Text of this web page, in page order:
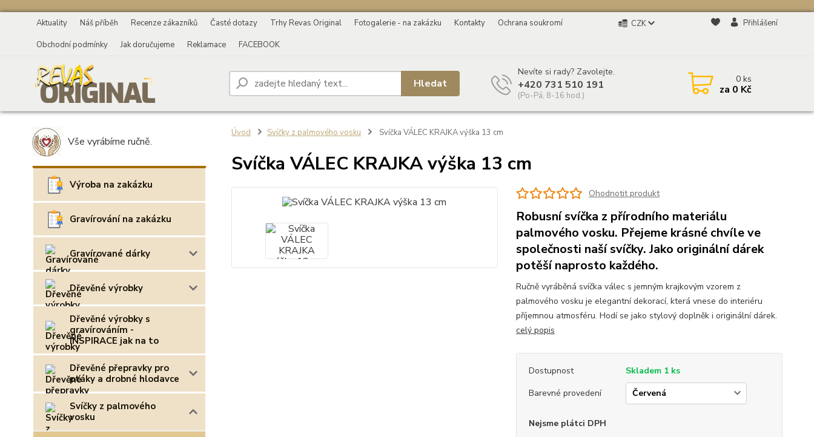
Aktuality Náš příběh Recenze zákazníků Časté dotazy Trhy Revas Original Fotogalerie - na zakázku Kontakty
Ochrana soukromí
Obchodní podmínky
Jak doručujeme Reklamace FACEBOOK
CZK Přihlášení
Hledat
Nevíte si rady? Zavolejte.
+420 731 510 191
(Po-Pá, 8-16 hod.)
0ks
za 0 Kč
Vše vyrábíme ručně.
Výroba na zakázku
Gravírování na zakázku
Gravírované dárky
Dřevěné výrobky
Dřevěné výrobky s
gravírováním -
INSPIRACE jak na to
Dřevěné přepravky pro
ptáky a drobné hlodavce
Svíčky z palmového
vosku
Úvod Svíčky z palmového vosku Svíčka VÁLEC KRAJKA výška 13 cm
Svíčka VÁLEC KRAJKA výška 13 cm
Ohodnotit produkt
Robusní svíčka z přírodního materiálu
palmového vosku. Přejeme krásné chvíle ve
společnosti naší svíčky. Jako originální dárek
potěší naprosto každého.
Ručně vyráběná svíčka válec s jemným krajkovým vzorem z
palmového vosku je elegantní dekorací, která vnese do interiéru
příjemnou atmosféru. Hodí se jako stylový doplněk i originální dárek.
celý popis
Dostupnost
Skladem 1 ks
Barevné provedení
Nejsme plátci DPH